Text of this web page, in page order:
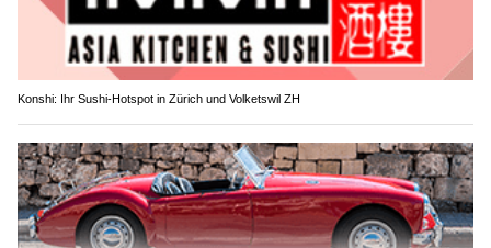
Konshi: Ihr Sushi-Hotspot in Zürich und Volketswil ZH